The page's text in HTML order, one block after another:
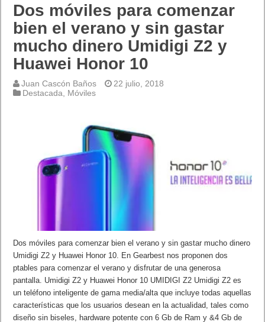
Dos móviles para comenzar
bien el verano y sin gastar
mucho dinero Umidigi Z2 y
Huawei Honor 10
Juan Cascón Baños
22 julio, 2018
Destacada
Móviles
Dos móviles para comenzar bien el verano y sin gastar mucho dinero
Umidigi Z2 y Huawei Honor 10. En Gearbest nos proponen dos
ptables para comenzar el verano y disfrutar de una generosa
pantalla. Umidigi Z2 y Huawei Honor 10 UMIDIGI Z2 Umidigi Z2 es
un teléfono inteligente de gama media/alta que incluye todas aquellas
características que los usuarios desean en la actualidad, tales como
diseño sin biseles, hardware potente con 6 Gb de Ram y &4 Gb de